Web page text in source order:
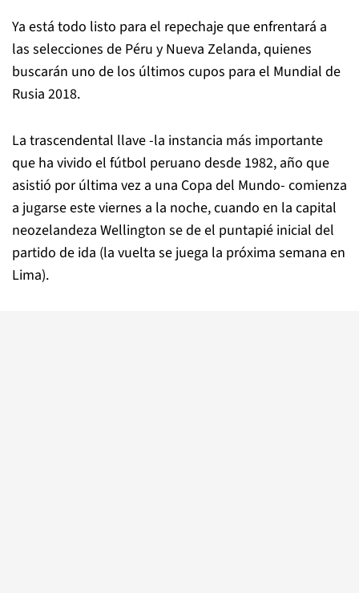
Ya está todo listo para el repechaje que enfrentará a
las selecciones de Péru y Nueva Zelanda, quienes
buscarán uno de los últimos cupos para el Mundial de
Rusia 2018.
La trascendental llave -la instancia más importante
que ha vivido el fútbol peruano desde 1982, año que
asistió por última vez a una Copa del Mundo- comienza
a jugarse este viernes a la noche, cuando en la capital
neozelandeza Wellington se de el puntapié inicial del
partido de ida (la vuelta se juega la próxima semana en
Lima).